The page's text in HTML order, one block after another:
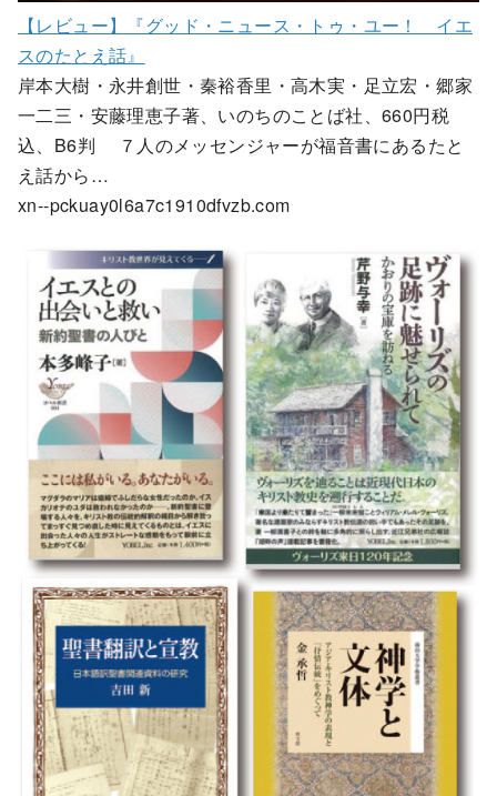
【レビュー】『グッド・ニュース・トゥ・ユー！ イエ
スのたとえ話』
岸本大樹・永井創世・秦裕香里・高木実・足立宏・郷家
一二三・安藤理恵子著、いのちのことば社、660円税
込、B6判 ７人のメッセンジャーが福音書にあるたと
え話から…
xn--pckuay0l6a7c1910dfvzb.com